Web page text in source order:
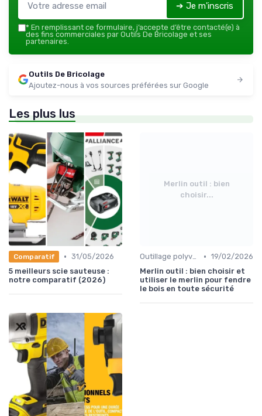
➔ Je m'inscris
* En remplissant ce formulaire, j’accepte d’être contacté(e) à
des fins commerciales par Outils De Bricolage et ses
partenaires.
Outils De Bricolage
Ajoutez-nous à vos sources préférées sur Google
Les plus lus
Comparatif • 31/05/2026
5 meilleurs scie sauteuse :
notre comparatif (2026)
Merlin outil : bien
choisir...
Outillage polyvalent • 19/02/2026
Merlin outil : bien choisir et
utiliser le merlin pour fendre
le bois en toute sécurité